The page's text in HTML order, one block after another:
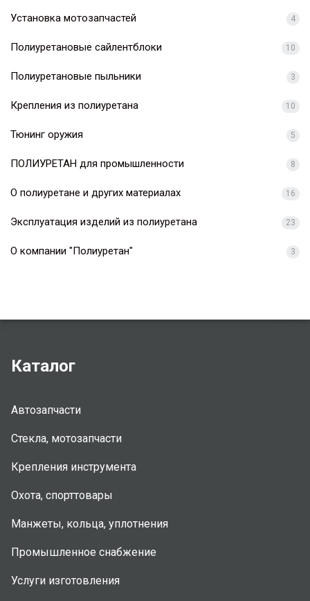
Установка мотозапчастей 4
Полиуретановые сайлентблоки 10
Полиуретановые пыльники 3
Крепления из полиуретана 10
Тюнинг оружия 5
ПОЛИУРЕТАН для промышленности 8
О полиуретане и других материалах 16
Эксплуатация изделий из полиуретана 23
О компании "Полиуретан" 3
Каталог
Автозапчасти
Стекла, мотозапчасти
Крепления инструмента
Охота, спорттовары
Манжеты, кольца, уплотнения
Промышленное снабжение
Услуги изготовления